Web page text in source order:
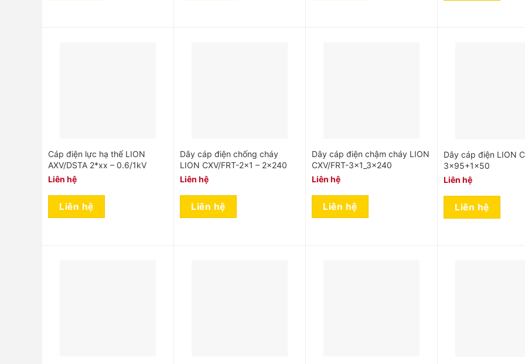
Cáp điện lực hạ thế LION
AXV/DSTA 2*xx – 0.6/1kV
Liên hệ
Liên hệ
Dây cáp điện chống cháy
LION CXV/FRT-2×1 – 2×240
Liên hệ
Liên hệ
Dây cáp điện chậm cháy LION
CXV/FRT-3x1_3x240
Liên hệ
Liên hệ
Dây cáp điện LION
3×95+1×50
Liên hệ
Liên hệ